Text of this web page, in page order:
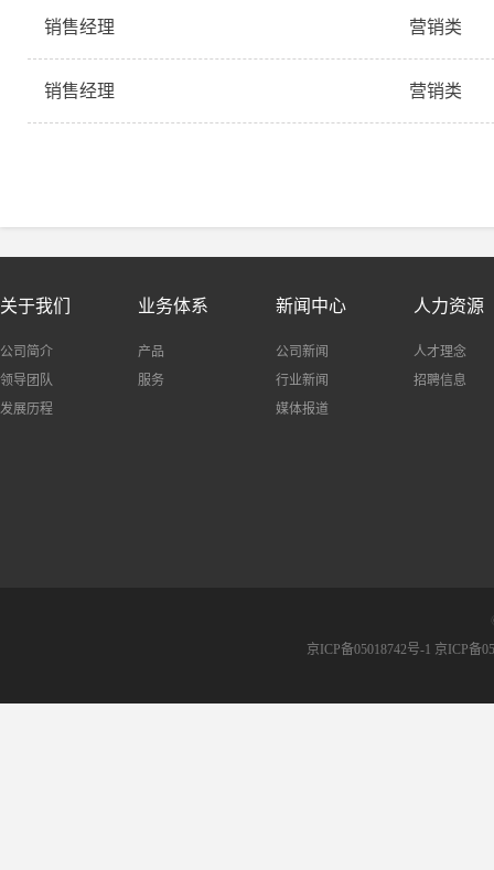
销售经理 营销类
销售经理 营销类
关于我们
公司简介
领导团队
发展历程
业务体系
产品
服务
新闻中心
公司新闻
行业新闻
媒体报道
人力资源
人才理念
招聘信息
京ICP备05018742号-1 京ICP备